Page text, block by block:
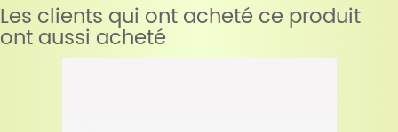
Les clients qui ont acheté ce produit
ont aussi acheté